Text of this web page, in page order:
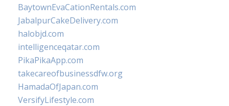
BaytownEvaCationRentals.com
JabalpurCakeDelivery.com
halobjd.com
intelligenceqatar.com
PikaPikaApp.com
takecareofbusinessdfw.org
HamadaOfJapan.com
VersifyLifestyle.com